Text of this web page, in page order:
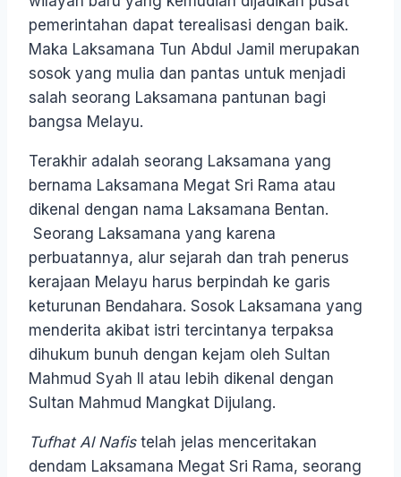
pemerintahan dapat terealisasi dengan baik.
Maka Laksamana Tun Abdul Jamil merupakan
sosok yang mulia dan pantas untuk menjadi
salah seorang Laksamana pantunan bagi
bangsa Melayu.
Terakhir adalah seorang Laksamana yang
bernama Laksamana Megat Sri Rama atau
dikenal dengan nama Laksamana Bentan.
Seorang Laksamana yang karena
perbuatannya, alur sejarah dan trah penerus
kerajaan Melayu harus berpindah ke garis
keturunan Bendahara. Sosok Laksamana yang
menderita akibat istri tercintanya terpaksa
dihukum bunuh dengan kejam oleh Sultan
Mahmud Syah II atau lebih dikenal dengan
Sultan Mahmud Mangkat Dijulang.
Tufhat Al Nafis telah jelas menceritakan
dendam Laksamana Megat Sri Rama, seorang